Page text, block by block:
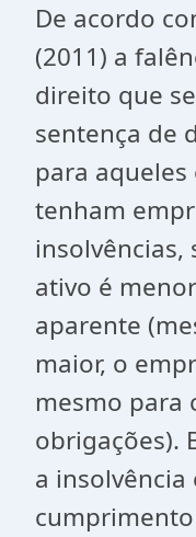
De acordo
(2011) a
direito que
sentença de
para
tenham
insolvências,
ativo é
aparente
maior, o
mesmo para
obrigações).
a